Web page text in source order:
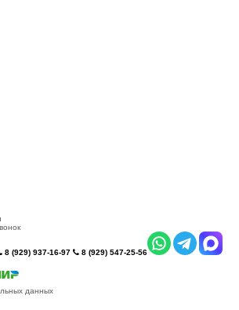
8 (929) 937-16-97 8 (929) 547-25-56
данных